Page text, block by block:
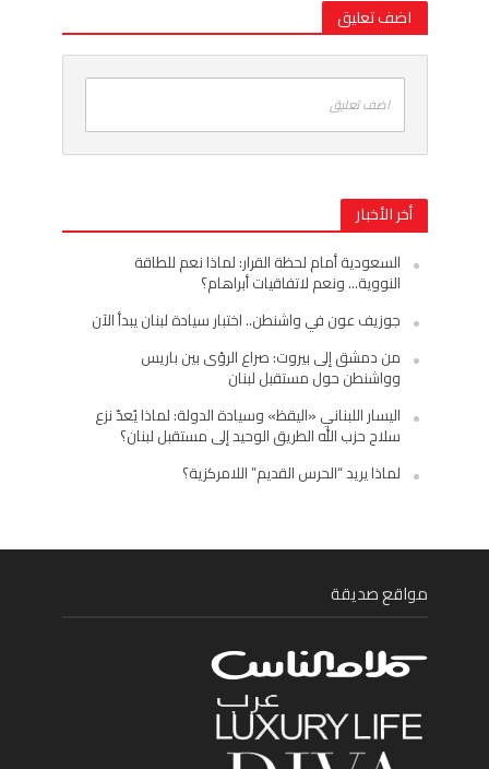
اضف تعليق
اضف تعليق
أخر الأخبار
السعودية أمام لحظة القرار: لماذا نعم للطاقة
النووية… ونعم لاتفاقيات أبراهام؟
جوزيف عون في واشنطن.. اختبار سيادة لبنان يبدأ الآن
من دمشق إلى بيروت: صراع الرؤى بين باريس
وواشنطن حول مستقبل لبنان
اليسار اللبناني «اليقظ» وسيادة الدولة: لماذا يُعدّ نزع
سلاح حزب الله الطريق الوحيد إلى مستقبل لبنان؟
لماذا يريد “الحرس القديم” اللامركزية؟
مواقع صديقة